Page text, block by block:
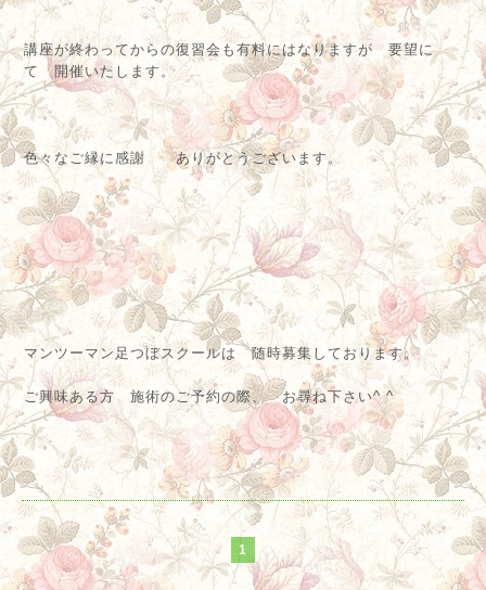
講座が終わってからの復習会も有料にはなりますが 要望に
て 開催いたします。
色々なご縁に感謝 ありがとうございます。
マンツーマン足つぼスクールは 随時募集しております。
ご興味ある方 施術のご予約の際、 お尋ね下さい^ ^
1